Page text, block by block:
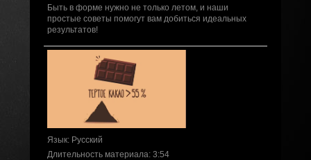
Быть в форме нужно не только летом, и наши
простые советы помогут вам добиться идеальных
результатов!
Язык: Русский
Длительность материала: 3:54